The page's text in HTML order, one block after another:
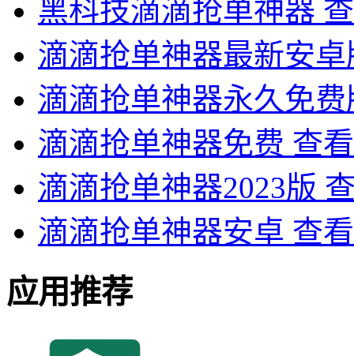
黑科技滴滴抢单神器
滴滴抢单神器最新安卓
滴滴抢单神器永久免费
滴滴抢单神器免费 查
滴滴抢单神器2023版
滴滴抢单神器安卓 查
应用推荐